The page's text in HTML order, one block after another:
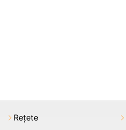
Rețete